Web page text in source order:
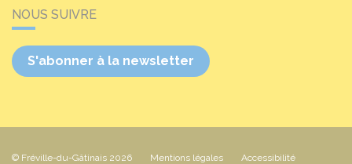
NOUS SUIVRE
S'abonner à la newsletter
© Fréville-du-Gâtinais 2026 Mentions légales Accessibilité